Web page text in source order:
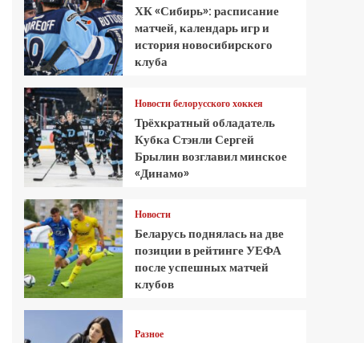
ХК «Сибирь»: расписание
матчей, календарь игр и
история новосибирского
клуба
Новости белорусского хоккея
Трёхкратный обладатель
Кубка Стэнли Сергей
Брылин возглавил минское
«Динамо»
Новости
Беларусь поднялась на две
позиции в рейтинге УЕФА
после успешных матчей
клубов
Разное